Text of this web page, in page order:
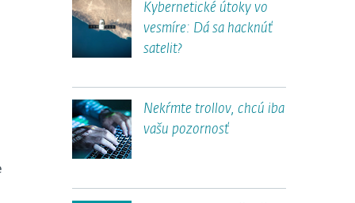
Kybernetické útoky vo
vesmíre: Dá sa hacknúť
satelit?
Nekŕmte trollov, chcú iba
vašu pozornosť